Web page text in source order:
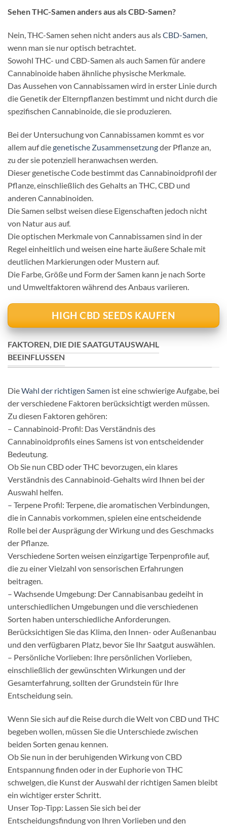
Sehen THC-Samen anders aus als CBD-Samen?
Nein, THC-Samen sehen nicht anders aus alsCBD-Samen
wenn man sie nur optisch betrachtet.
Sowohl THC- und CBD-Samen als auch Samen für andere
Cannabinoide haben ähnliche physische Merkmale.
Das Aussehen von Cannabissamen wird in erster Linie durch
die Genetik der Elternpflanzen bestimmt und nicht durch die
spezifischen Cannabinoide, die sie produzieren.
Bei der Untersuchung von Cannabissamen kommt es vor
allem auf diegenetische Zusammensetzungder Pflanze an,
zu der sie potenziell heranwachsen werden.
Dieser genetische Code bestimmt das Cannabinoidprofil der
Pflanze, einschließlich des Gehalts an THC, CBD und
anderen Cannabinoiden.
Die Samen selbst weisen diese Eigenschaften jedoch nicht
von Natur aus auf.
Die optischen Merkmale von Cannabissamen sind in der
Regel einheitlich und weisen eine harte äußere Schale mit
deutlichen Markierungen oder Mustern auf.
Die Farbe, Größe und Form der Samen kann je nach Sorte
und Umweltfaktoren während des Anbaus variieren.
HIGH CBD SEEDS KAUFEN
FAKTOREN, DIE DIE SAATGUTAUSWAHL
BEEINFLUSSEN
DieWahl der richtigen Samen ist eine schwierige Aufgabe, bei
der verschiedene Faktoren berücksichtigt werden müssen.
Zu diesen Faktoren gehören:
– Cannabinoid-Profil: Das Verständnis des
Cannabinoidprofils eines Samens ist von entscheidender
Bedeutung.
Ob Sie nun CBD oder THC bevorzugen, ein klares
Verständnis des Cannabinoid-Gehalts wird Ihnen bei der
Auswahl helfen.
– Terpene Profil: Terpene, die aromatischen Verbindungen,
die in Cannabis vorkommen, spielen eine entscheidende
Rolle bei der Ausprägung der Wirkung und des Geschmacks
der Pflanze.
Verschiedene Sorten weisen einzigartige Terpenprofile auf,
die zu einer Vielzahl von sensorischen Erfahrungen
beitragen.
– Wachsende Umgebung: Der Cannabisanbau gedeiht in
unterschiedlichen Umgebungen und die verschiedenen
Sorten haben unterschiedliche Anforderungen.
Berücksichtigen Sie das Klima, den Innen- oder Außenanbau
und den verfügbaren Platz, bevor Sie Ihr Saatgut auswählen.
– Persönliche Vorlieben: Ihre persönlichen Vorlieben,
einschließlich der gewünschten Wirkungen und der
Gesamterfahrung, sollten der Grundstein für Ihre
Entscheidung sein.
Wenn Sie sich auf die Reise durch die Welt von CBD und THC
begeben wollen, müssen Sie die Unterschiede zwischen
beiden Sorten genau kennen.
Ob Sie nun in der beruhigenden Wirkung von CBD
Entspannung finden oder in der Euphorie von THC
schwelgen, die Kunst der Auswahl der richtigen Samen bleibt
ein wichtiger erster Schritt.
Unser Top-Tipp: Lassen Sie sich bei der
Entscheidungsfindung von Ihren Vorlieben und den